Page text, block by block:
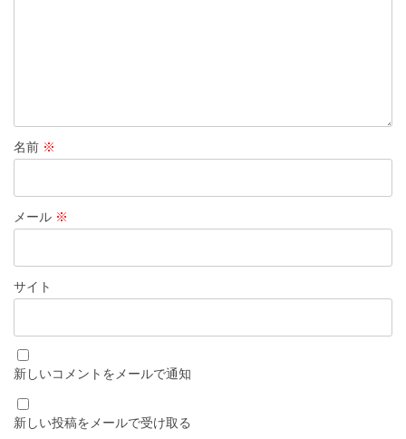
名前 ※
メール ※
サイト
新しいコメントをメールで通知
新しい投稿をメールで受け取る